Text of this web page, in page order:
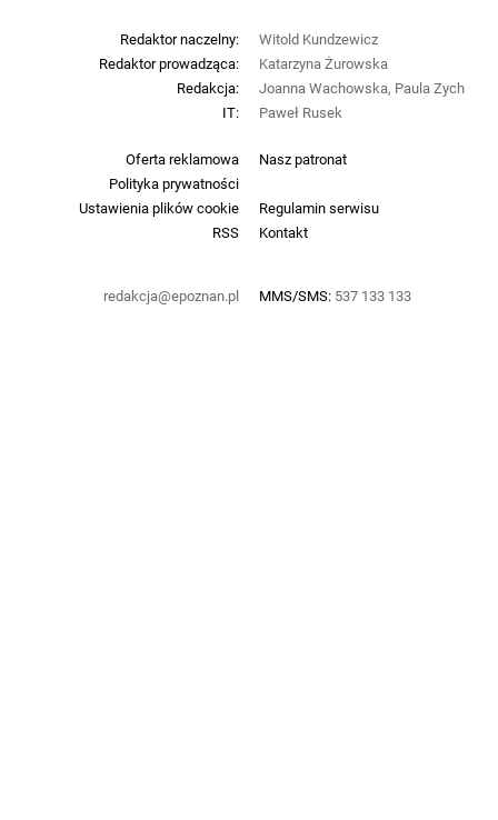
Oferta reklamowa
Nasz patronat
Polityka prywatności
Ustawienia plików cookie
Regulamin serwisu
RSS
Kontakt
redakcja@epoznan.pl MMS/SMS: 537 133 133
Redaktor naczelny:
Witold Kundzewicz
Redaktor prowadząca:
Katarzyna Żurowska
Redakcja:
Joanna Wachowska, Paula Zych
IT:
Paweł Rusek